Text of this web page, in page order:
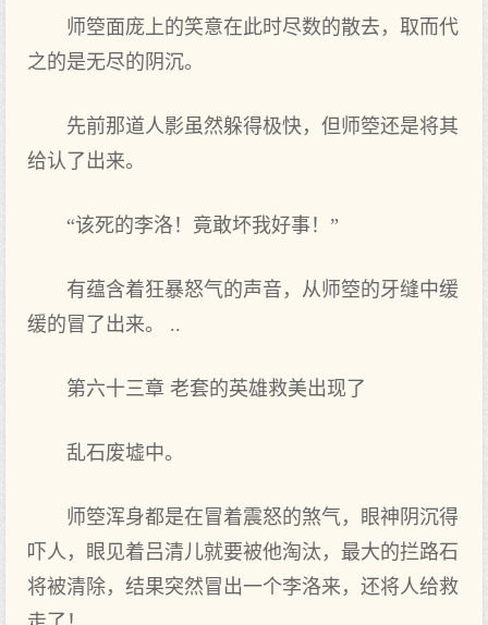
师箜面庞上的笑意在此时尽数的散去，取而代
之的是无尽的阴沉。
先前那道人影虽然躲得极快，但师箜还是将其
给认了出来。
“该死的李洛！竟敢坏我好事！”
有蕴含着狂暴怒气的声音，从师箜的牙缝中缓
缓的冒了出来。 ..
第六十三章 老套的英雄救美出现了
乱石废墟中。
师箜浑身都是在冒着震怒的煞气，眼神阴沉得
吓人，眼见着吕清儿就要被他淘汰，最大的拦路石
将被清除，结果突然冒出一个李洛来，还将人给救